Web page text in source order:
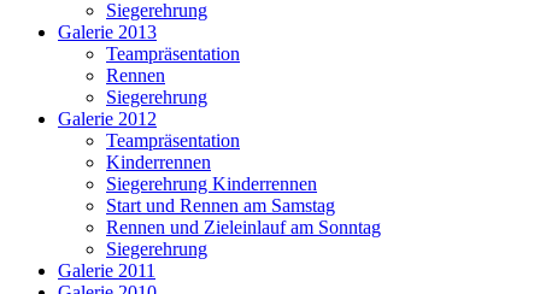
Siegerehrung
Galerie 2013
Teampräsentation
Rennen
Siegerehrung
Galerie 2012
Teampräsentation
Kinderrennen
Siegerehrung Kinderrennen
Start und Rennen am Samstag
Rennen und Zieleinlauf am Sonntag
Siegerehrung
Galerie 2011